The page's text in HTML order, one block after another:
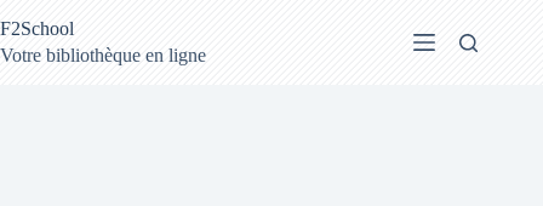
au
contenu
F2School
Votre bibliothèque en ligne